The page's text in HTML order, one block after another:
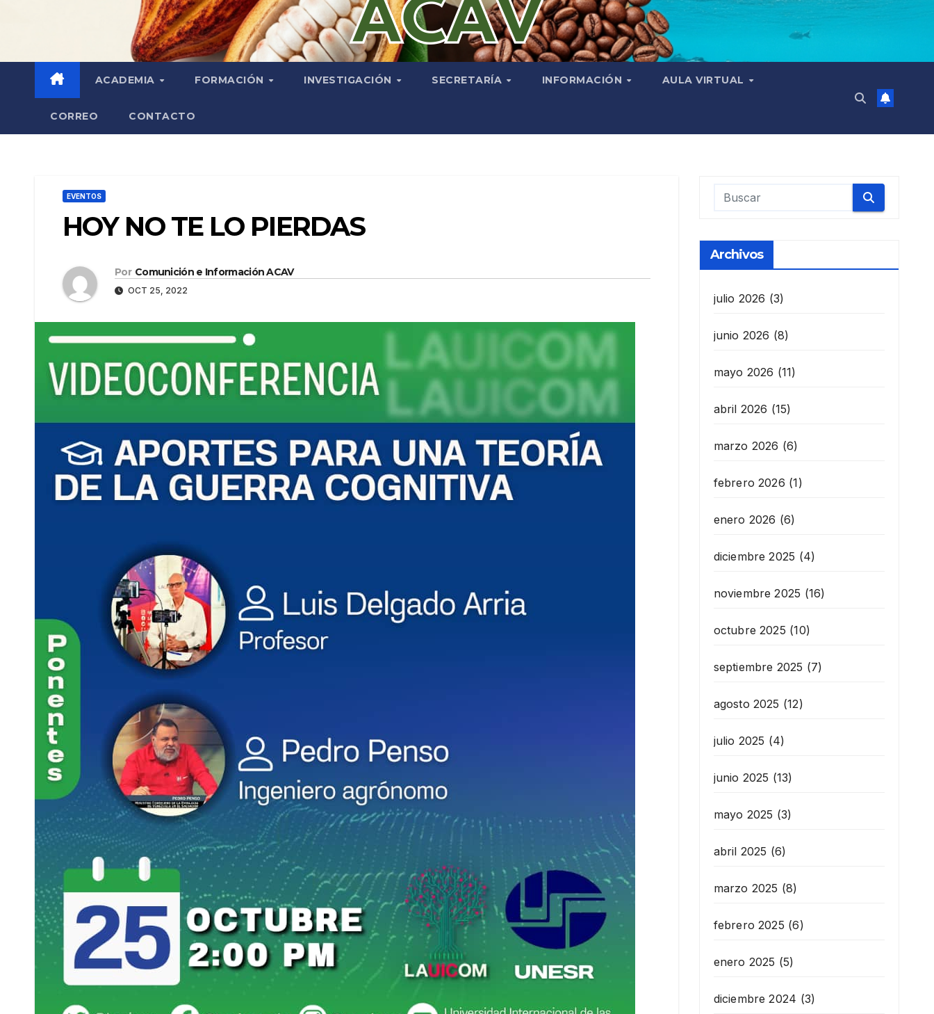
ACADEMIA FORMACIÓN INVESTIGACIÓN SECRETARÍA INFORMACIÓN AULA VIRTUAL
CORREO CONTACTO
EVENTOS
HOY NO TE LO PIERDAS
Por Comunición e Información ACAV
OCT 25, 2022
Archivos
julio 2026 (3)
junio 2026 (8)
mayo 2026 (11)
abril 2026 (15)
marzo 2026 (6)
febrero 2026 (1)
enero 2026 (6)
diciembre 2025 (4)
noviembre 2025 (16)
octubre 2025 (10)
septiembre 2025 (7)
agosto 2025 (12)
julio 2025 (4)
junio 2025 (13)
mayo 2025 (3)
abril 2025 (6)
marzo 2025 (8)
febrero 2025 (6)
enero 2025 (5)
diciembre 2024 (3)